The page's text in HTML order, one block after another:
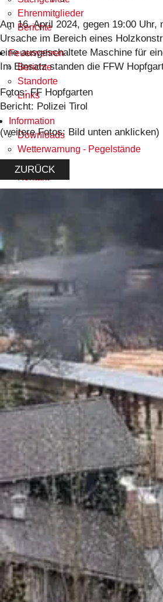
Ehrenmitglieder
Berichte
Feuerwehren
Berichte
Standorte
Links
Information
Downloads
Wetterwarnung - Pegelstände
Links
Am 16. April 2024, gegen 19:00
Ursache im Bereich eines
eine ausgeschaltete Maschine für
Im Einsatz standen die FFW
Fotos: FF Hopfgarten
Bericht: Polizei Tirol
(weitere Fotos: Bild unten anklicken)
ZURÜCK